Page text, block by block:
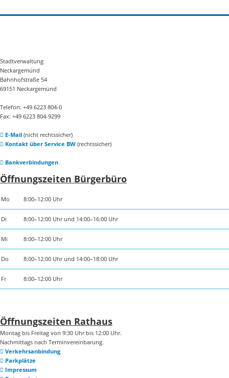
Stadtverwaltung
Neckargemünd
Bahnhofstraße 54
69151 Neckargemünd
Telefon: +49 6223 804-0
Fax: +49 6223 804-9299
E-Mail(nicht rechtssicher)
Kontakt über Service BW(rechtssicher)
Bankverbindungen
Öffnungszeiten Bürgerbüro
Mo 8:00–12:00 Uhr
Di 8:00–12:00 Uhr und 14:00–16:00 Uhr
Mi 8:00–12:00 Uhr
Do 8:00–12:00 Uhr und 14:00–18:00 Uhr
Fr 8:00–12:00 Uhr
Öffnungszeiten Rathaus
Montag bis Freitag von 9:30 Uhr bis 12:00 Uhr.
Nachmittags nach Terminvereinbarung.
Verkehrsanbindung
Parkplätze
Impressum